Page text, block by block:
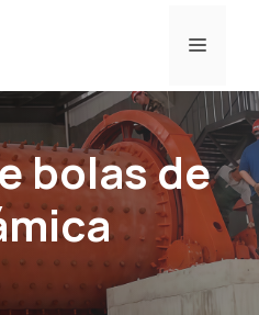
Menú
bolas de